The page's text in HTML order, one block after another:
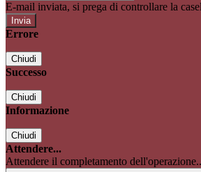
E-mail inviata, si prega di controllare la
Errore
Chiudi
Successo
Chiudi
Informazione
Chiudi
Attendere...
Attendere il completamento